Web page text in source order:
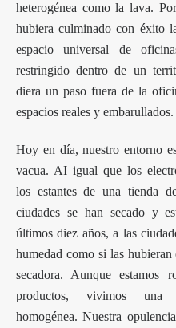
heterogénea como la lava.
hubiera culminado con éxito
espacio universal de
restringido dentro de un
diera un paso fuera de la
espacios reales y embarullados.
Hoy en día, nuestro entorno
vacua. AI igual que los
los estantes de una tienda
ciudades se han secado y
últimos diez años, a las
humedad como si las hubieran
secadora. Aunque estamos
productos, vivimos una
homogénea. Nuestra